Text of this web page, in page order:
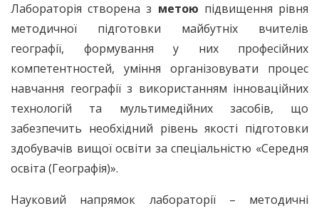
Лабораторія створена з метою підвищення рівня
методичної підготовки майбутніх вчителів
географії, формування у них професійних
компетентностей, уміння організовувати процес
навчання географії з використанням інноваційних
технологій та мультимедійних засобів, що
забезпечить необхідний рівень якості підготовки
здобувачів вищої освіти за спеціальністю «Середня
освіта (Географія)».
Науковий напрямок лабораторії – методичні